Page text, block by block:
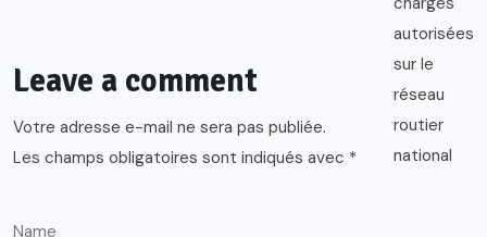
Leave a comment
Votre adresse e-mail ne sera pas publiée.
Les champs obligatoires sont indiqués avec *